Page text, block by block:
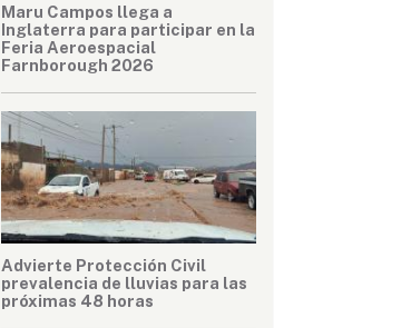
Maru Campos llega a
Inglaterra para participar en la
Feria Aeroespacial
Farnborough 2026
Advierte Protección Civil
prevalencia de lluvias para las
próximas 48 horas